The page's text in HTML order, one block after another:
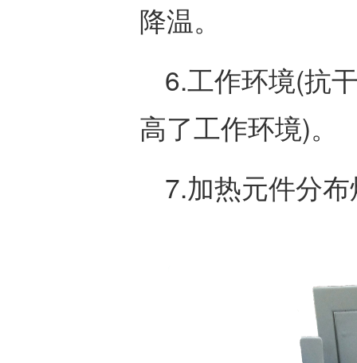
降温。
6.工作环境(抗
高了工作环境)。
7.加热元件分